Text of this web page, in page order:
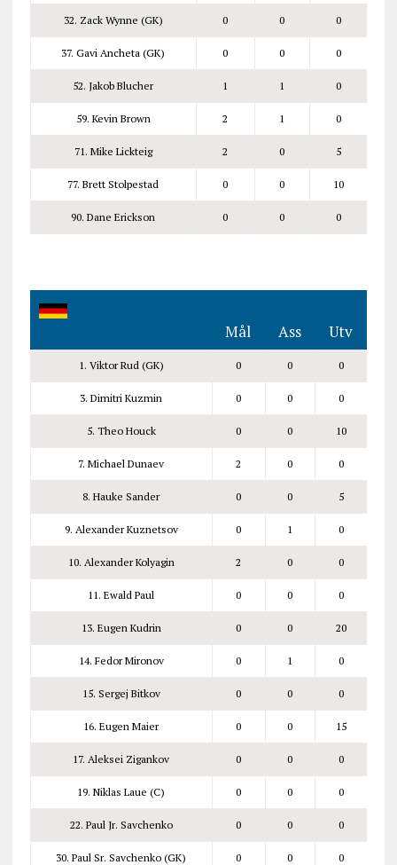
32. Zack Wynne (GK) 0 0 0
37. Gavi Ancheta (GK) 0 0 0
52. Jakob Blucher 1 1 0
59. Kevin Brown 2 1 0
71. Mike Lickteig 2 0 5
77. Brett Stolpestad 0 0 10
90. Dane Erickson 0 0 0
Mål Ass Utv
1. Viktor Rud (GK) 0 0 0
3. Dimitri Kuzmin 0 0 0
5. Theo Houck 0 0 10
7. Michael Dunaev 2 0 0
8. Hauke Sander 0 0 5
9. Alexander Kuznetsov 0 1 0
10. Alexander Kolyagin 2 0 0
11. Ewald Paul 0 0 0
13. Eugen Kudrin 0 0 20
14. Fedor Mironov 0 1 0
15. Sergej Bitkov 0 0 0
16. Eugen Maier 0 0 15
17. Aleksei Zigankov 0 0 0
19. Niklas Laue (C) 0 0 0
22. Paul Jr. Savchenko 0 0 0
30. Paul Sr. Savchenko (GK) 0 0 0